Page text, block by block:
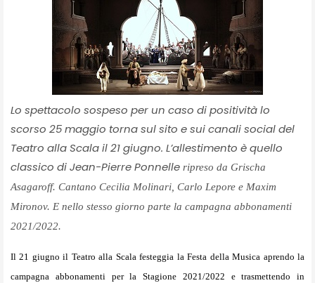
Lo spettacolo sospeso per un caso di positività lo
scorso 25 maggio torna sul sito e sui canali social del
Teatro alla Scala il 21 giugno. L’allestimento è quello
classico di Jean-Pierre Ponnelle ripreso da Grischa
Asagaroff. Cantano Cecilia Molinari, Carlo Lepore e Maxim
Mironov. E nello stesso giorno parte la campagna abbonamenti
2021/2022.
Il 21 giugno il Teatro alla Scala festeggia la Festa della Musica aprendo la
campagna abbonamenti per la Stagione 2021/2022 e trasmettendo in